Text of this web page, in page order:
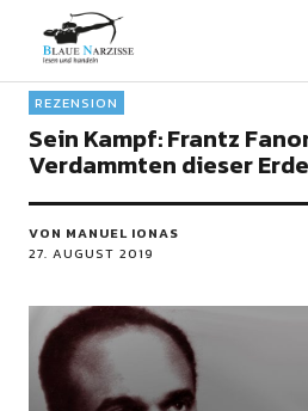
Blaue Narzisse
REZENSION
Sein Kampf: Frantz
Verdammten dieser Erde
VON MANUEL IONAS
27. AUGUST 2019